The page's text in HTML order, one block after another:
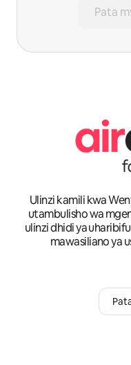
Pata
Ulinzi kamili kwa
utambulisho wa
ulinzi dhidi ya
mawasiliano ya